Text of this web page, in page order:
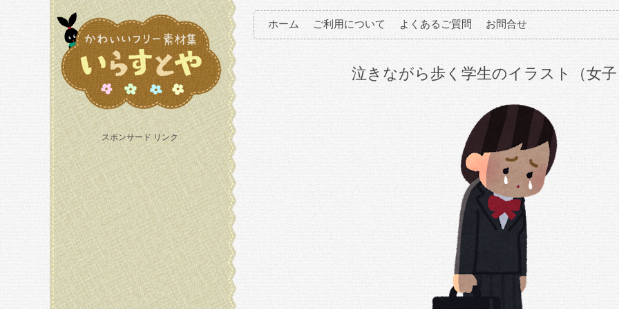
スポンサード リンク
ホーム ご利用について よくあるご質問 お問合せ
泣きながら歩く学生のイラスト（女